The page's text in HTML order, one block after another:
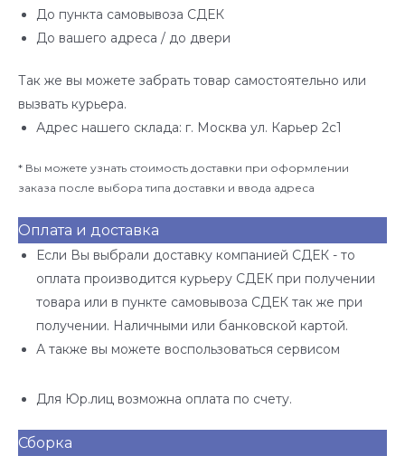
До пункта самовывоза СДЕК
До вашего адреса / до двери
Так же вы можете забрать товар самостоятельно или
вызвать курьера.
Адрес нашего склада: г. Москва ул. Карьер 2с1
* Вы можете узнать стоимость доставки при оформлении
заказа после выбора типа доставки и ввода адреса
Оплата и доставка
Если Вы выбрали доставку компанией СДЕК - то
оплата производится курьеру СДЕК при получении
товара или в пункте самовывоза СДЕК так же при
получении. Наличными или банковской картой.
А также вы можете воспользоваться сервисом
Для Юр.лиц возможна оплата по счету.
Сборка